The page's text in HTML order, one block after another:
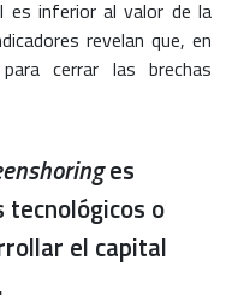
es inferior al valor de la
revelan que, en
cerrar las brechas
es
o
el capital